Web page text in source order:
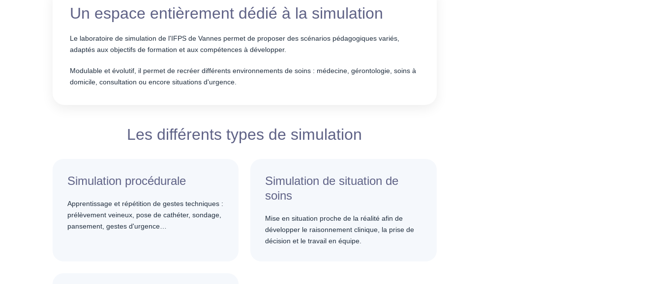
Un espace entièrement dédié à la simulation
Le laboratoire de simulation de l'IFPS de Vannes permet de proposer des scénarios pédagogiques variés,
adaptés aux objectifs de formation et aux compétences à développer.
Modulable et évolutif, il permet de recréer différents environnements de soins : médecine, gérontologie, soins à
domicile, consultation ou encore situations d'urgence.
Les différents types de simulation
Simulation procédurale
Apprentissage et répétition de gestes techniques :
prélèvement veineux, pose de cathéter, sondage,
pansement, gestes d'urgence…
Simulation de situation de
soins
Mise en situation proche de la réalité afin de
développer le raisonnement clinique, la prise de
décision et le travail en équipe.